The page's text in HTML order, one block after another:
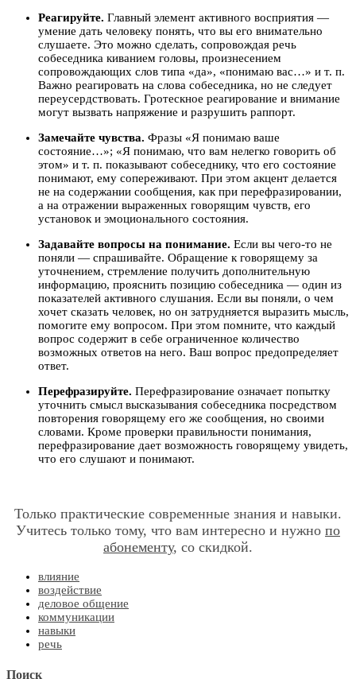
Реагируйте. Главный элемент активного восприятия —
умение дать человеку понять, что вы его внимательно
слушаете. Это можно сделать, сопровождая речь
собеседника киванием головы, произнесением
сопровождающих слов типа «да», «понимаю вас…» и т. п.
Важно реагировать на слова собеседника, но не следует
переусердствовать. Гротескное реагирование и внимание
могут вызвать напряжение и разрушить раппорт.
Замечайте чувства. Фразы «Я понимаю ваше
состояние…»; «Я понимаю, что вам нелегко говорить об
этом» и т. п. показывают собеседнику, что его состояние
понимают, ему сопереживают. При этом акцент делается
не на содержании сообщения, как при перефразировании,
а на отражении выраженных говорящим чувств, его
установок и эмоционального состояния.
Задавайте вопросы на понимание. Если вы чего-то не
поняли — спрашивайте. Обращение к говорящему за
уточнением, стремление получить дополнительную
информацию, прояснить позицию собеседника — один из
показателей активного слушания. Если вы поняли, о чем
хочет сказать человек, но он затрудняется выразить мысль,
помогите ему вопросом. При этом помните, что каждый
вопрос содержит в себе ограниченное количество
возможных ответов на него. Ваш вопрос предопределяет
ответ.
Перефразируйте. Перефразирование означает попытку
уточнить смысл высказывания собеседника посредством
повторения говорящему его же сообщения, но своими
словами. Кроме проверки правильности понимания,
перефразирование дает возможность говорящему увидеть,
что его слушают и понимают.
Только практические современные знания и навыки.
Учитесь только тому, что вам интересно и нужно по
абонементу, со скидкой.
влияние
воздействие
деловое общение
коммуникации
навыки
речь
Поиск